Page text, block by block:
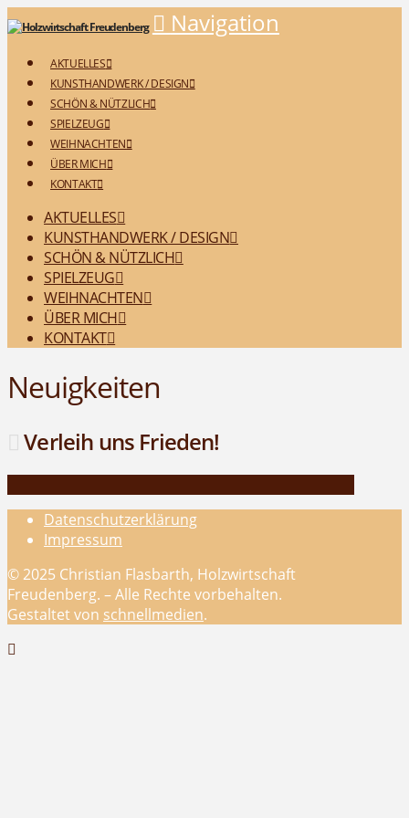
Navigation
AKTUELLES
KUNSTHANDWERK / DESIGN
SCHÖN & NÜTZLICH
SPIELZEUG
WEIHNACHTEN
ÜBER MICH
KONTAKT
AKTUELLES
KUNSTHANDWERK / DESIGN
SCHÖN & NÜTZLICH
SPIELZEUG
WEIHNACHTEN
ÜBER MICH
KONTAKT
Neuigkeiten
Verleih uns Frieden!
Datenschutzerklärung
Impressum
© 2025 Christian Flasbarth, Holzwirtschaft
Freudenberg. – Alle Rechte vorbehalten.
Gestaltet von schnellmedien.